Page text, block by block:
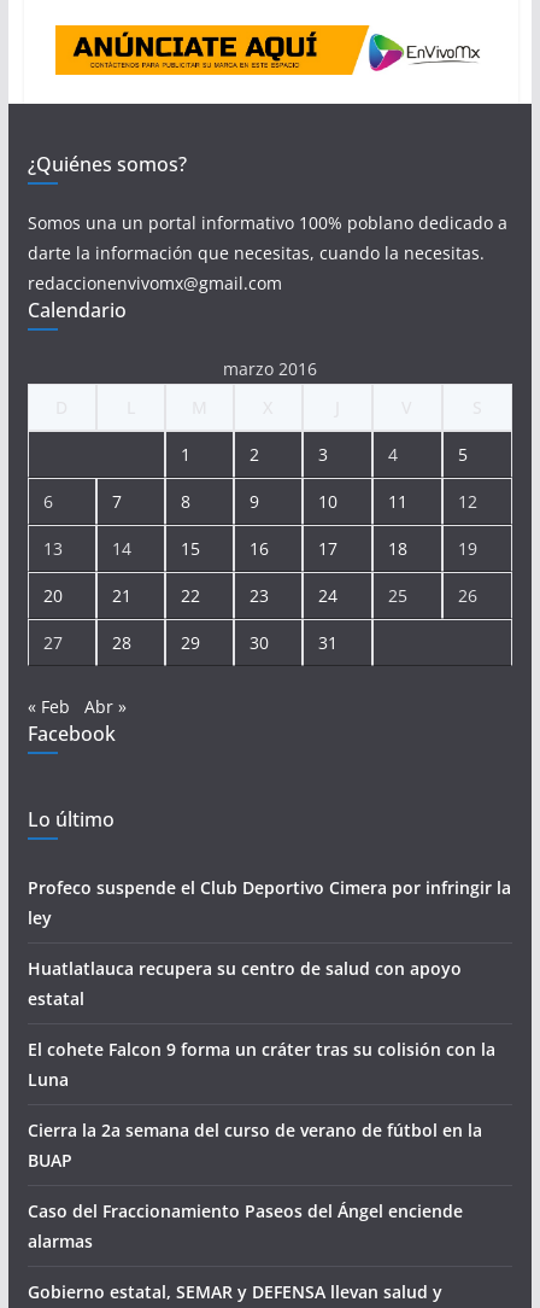
¿Quiénes somos?
Somos una un portal informativo 100% poblano dedicado a
darte la información que necesitas, cuando la necesitas.
redaccionenvivomx@gmail.com
Calendario
marzo 2016
1 2 3 4 5
6 7 8 9 10 11 12
13 14 15 16 17 18 19
20 21 22 23 24 25 26
27 28 29 30 31
« Feb Abr »
Facebook
Lo último
Profeco suspende el Club Deportivo Cimera por infringir la
ley
Huatlatlauca recupera su centro de salud con apoyo
estatal
El cohete Falcon 9 forma un cráter tras su colisión con la
Luna
Cierra la 2a semana del curso de verano de fútbol en la
BUAP
Caso del Fraccionamiento Paseos del Ángel enciende
alarmas
Gobierno estatal, SEMAR y DEFENSA llevan salud y